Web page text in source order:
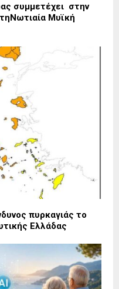
συμμετέχει στην
Μυϊκή
πυρκαγιάς το
Ελλάδας